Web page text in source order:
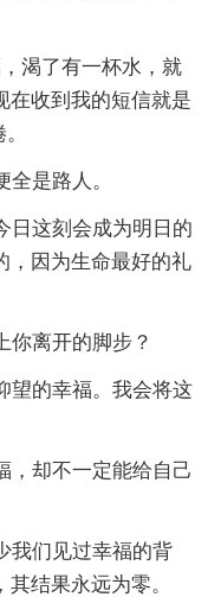
渴了有一杯水，就
在收到我的短信就是
是路人。
日这刻会成为明日的
，因为生命最好的礼
你离开的脚步？
望的幸福。我会将这
，却不一定能给自己
我们见过幸福的背
结果永远为零。